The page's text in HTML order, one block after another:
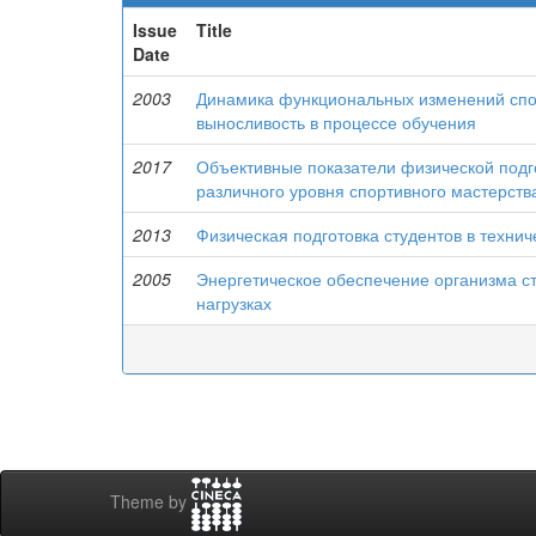
Issue
Date
Title
2003
Динамика функциональных изменений
выносливость в процессе обучения
2017
Объективные показатели физической
различного уровня спортивного
2013
Физическая подготовка студентов в
2005
Энергетическое обеспечение организма
нагрузках
Theme by